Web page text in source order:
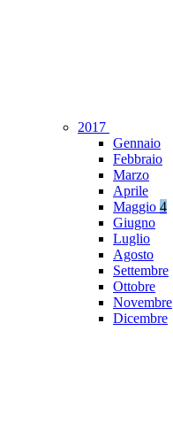
2017
Gennaio
Febbraio
Marzo
Aprile
Maggio 4
Giugno
Luglio
Agosto
Settembre
Ottobre
Novembre
Dicembre